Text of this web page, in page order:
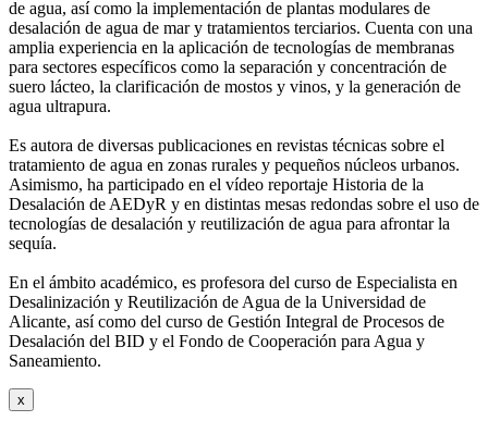
de agua, así como la implementación de plantas modulares de
desalación de agua de mar y tratamientos terciarios. Cuenta con una
amplia experiencia en la aplicación de tecnologías de membranas
para sectores específicos como la separación y concentración de
suero lácteo, la clarificación de mostos y vinos, y la generación de
agua ultrapura.
Es autora de diversas publicaciones en revistas técnicas sobre el
tratamiento de agua en zonas rurales y pequeños núcleos urbanos.
Asimismo, ha participado en el vídeo reportaje Historia de la
Desalación de AEDyR y en distintas mesas redondas sobre el uso de
tecnologías de desalación y reutilización de agua para afrontar la
sequía.
En el ámbito académico, es profesora del curso de Especialista en
Desalinización y Reutilización de Agua de la Universidad de
Alicante, así como del curso de Gestión Integral de Procesos de
Desalación del BID y el Fondo de Cooperación para Agua y
Saneamiento.
x